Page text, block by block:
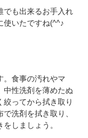
も出来るお手入れ
使いたですね(^^♪
。食事の汚れやマ
中性洗剤を薄めたぬ
絞ってから拭き取り
洗剤を拭き取り、
しましょう。